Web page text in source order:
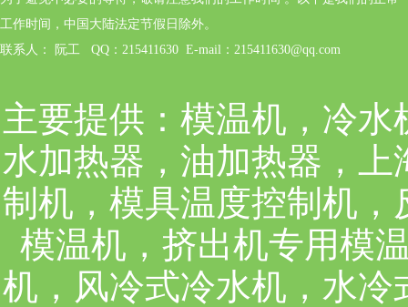
工作时间，中国大陆法定节假日除外。
联系人： 阮工 QQ：215411630 E-mail：215411630@qq.com
主要提供： 模温机，冷水
水加热器，油加热器，
制机，模具温度控制机
模温机，挤出机专用模
机，风冷式冷水机，水